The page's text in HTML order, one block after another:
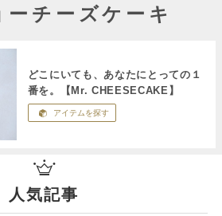
ーチーズケーキ
どこにいても、あなたにとっての１
番を。【Mr. CHEESECAKE】
アイテムを探す
人気記事